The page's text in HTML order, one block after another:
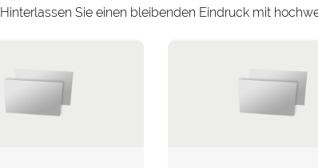
Sie einen bleibenden Eindruck mit